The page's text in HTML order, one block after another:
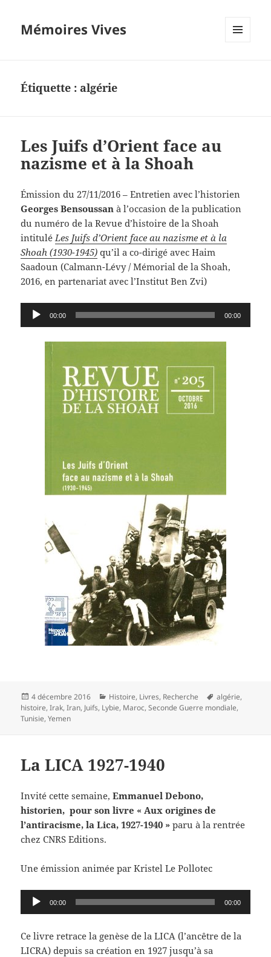
Mémoires Vives
Étiquette : algérie
Les Juifs d’Orient face au
nazisme et à la Shoah
Émission du 27/11/2016 – Entretien avec l’historien
Georges Bensoussanà l’occasion de la publication
du numéro de la Revue d’histoire de la Shoah
intituléLes Juifs d’Orient face au nazisme et à la
Shoah (1930-1945) qu’il a co-dirigé avec Haim
Saadoun (Calmann-Lévy / Mémorial de la Shoah,
2016, en partenariat avec l’Institut Ben Zvi)
Lecteur
audio
00:00 00:00
Publié
le
4 décembre 2016 Catégories
Histoire, Livres, Recherche
Mots-
clés
algérie,
histoire,Irak,Iran, Juifs, Lybie, Maroc,Seconde Guerre mondiale,
Tunisie,Yemen
La LICA 1927-1940
Invité cette semaine,Emmanuel Debono,
historien, pour son livre « Aux origines de
l’antiracisme, la Lica, 1927-1940 » paru à la rentrée
chez CNRS Editions.
Une émission animée par Kristel Le Pollotec
Lecteur 00:00 00:00
Ce livre retrace la genèse de la LICA (l’ancêtre de la
LICRA) depuis sa création en 1927 jusqu’à sa